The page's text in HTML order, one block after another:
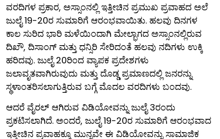
ವರದಿಗಳ ಪ್ರಕಾರ, ಅಸ್ಸಾಂನಲ್ಲಿ ಇತ್ತೀಚಿನ ಪ್ರಮುಖ ಪ್ರವಾಹದ ಅಲೆ
ಜುಲೈ 19-20ರ ಸುಮಾರಿಗೆ ಆರಂಭವಾಯಿತು. ಹಲವು ದಿನಗಳ
ಕಾಲ ಸುರಿದ ಭಾರಿ ಮಳೆಯಿಂದಾಗಿ ಮೇಲ್ಭಾಗದ ಅಸ್ಸಾಂನಲ್ಲಿರುವ
ದಿಖೌ, ದಿಸಾಂಗ್ ಮತ್ತು ಧನ್ಸಿರಿ ಸೇರಿದಂತೆ ಹಲವು ನದಿಗಳು ಉಕ್ಕಿ
ಹರಿದವು. ಜುಲೈ 20ರಿಂದ ವ್ಯಾಪಕ ಪ್ರದೇಶಗಳು
ಜಲಾವೃತವಾಗಿರುವುದು ಮತ್ತು ದೊಡ್ಡ ಪ್ರಮಾಣದಲ್ಲಿ ಜನರನ್ನು
ಸ್ಥಳಾಂತರಿಸಲಾಗುತ್ತಿರುವ ಬಗ್ಗೆ ಮೊದಲ ವರದಿಗಳು ಬಂದವು.
ಆದರೆ ವೈರಲ್ ಆಗಿರುವ ವಿಡಿಯೋವನ್ನು ಜುಲೈ 3ರಂದು
ಪ್ರಕಟಿಸಲಾಗಿದೆ. ಅಂದರೆ, ಜುಲೈ 19-20ರ ಸುಮಾರಿಗೆ ಆರಂಭವಾದ
ಇತ್ತೀಚಿನ ಪ್ರವಾಹಕ್ಕೂ ಮುನ್ನವೇ ಈ ವಿಡಿಯೋವನ್ನು ಸಾಮಾಜಿಕ